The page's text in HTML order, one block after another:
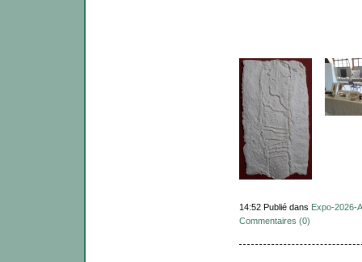
14:52 Publié dans Expo-2026-
Commentaires (0)